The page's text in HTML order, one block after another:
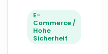
E-
Commerce /
Hohe
Sicherheit